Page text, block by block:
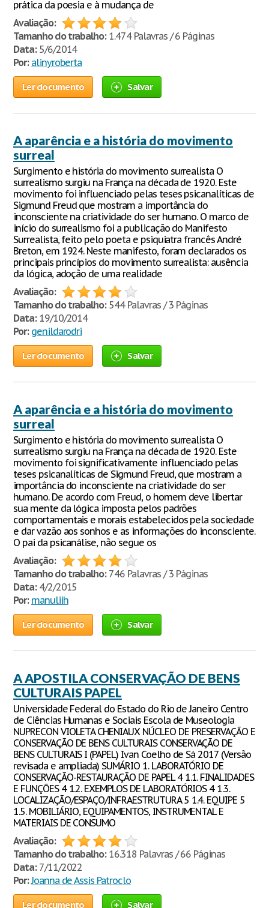
prática da poesia e à mudança de
Avaliação:
Tamanho do trabalho:1.474 Palavras / 6 Páginas
Data:5/6/2014
Por: alinyroberta
Ler documento Salvar
A aparência e a história do movimento
surreal
Surgimento e história do movimento surrealista O
surrealismo surgiu na França na década de 1920. Este
movimento foi influenciado pelas teses psicanalíticas de
Sigmund Freud que mostram a importância do
inconsciente na criatividade do ser humano. O marco de
início do surrealismo foi a publicação do Manifesto
Surrealista, feito pelo poeta e psiquiatra francês André
Breton, em 1924. Neste manifesto, foram declarados os
principais princípios do movimento surrealista: ausência
da lógica, adoção de uma realidade
Avaliação:
Tamanho do trabalho:544 Palavras / 3 Páginas
Data:19/10/2014
Por: genildarodri
Ler documento Salvar
A aparência e a história do movimento
surreal
Surgimento e história do movimento surrealista O
surrealismo surgiu na França na década de 1920. Este
movimento foi significativamente influenciado pelas
teses psicanalíticas de Sigmund Freud, que mostram a
importância do inconsciente na criatividade do ser
humano. De acordo com Freud, o homem deve libertar
sua mente da lógica imposta pelos padrões
comportamentais e morais estabelecidos pela sociedade
e dar vazão aos sonhos e as informações do inconsciente.
O pai da psicanálise, não segue os
Avaliação:
Tamanho do trabalho:746 Palavras / 3 Páginas
Data:4/2/2015
Por: manuliih
Ler documento Salvar
A APOSTILA CONSERVAÇÃO DE BENS
CULTURAIS PAPEL
Universidade Federal do Estado do Rio de Janeiro Centro
de Ciências Humanas e Sociais Escola de Museologia
NUPRECON VIOLETA CHENIAUX NÚCLEO DE PRESERVAÇÃO E
CONSERVAÇÃO DE BENS CULTURAIS CONSERVAÇÃO DE
BENS CULTURAIS I (PAPEL) Ivan Coelho de Sá 2017 (Versão
revisada e ampliada) SUMÁRIO 1. LABORATÓRIO DE
CONSERVAÇÃO-RESTAURAÇÃO DE PAPEL 4 1.1. FINALIDADES
E FUNÇÕES 4 1.2. EXEMPLOS DE LABORATÓRIOS 4 1.3.
LOCALIZAÇÃO/ESPAÇO/INFRAESTRUTURA 5 1.4. EQUIPE 5
1.5. MOBILIÁRIO, EQUIPAMENTOS, INSTRUMENTAL E
MATERIAIS DE CONSUMO
Avaliação:
Tamanho do trabalho:16.318 Palavras / 66 Páginas
Data:7/11/2022
Por:Joanna de Assis Patroclo
Ler documento Salvar